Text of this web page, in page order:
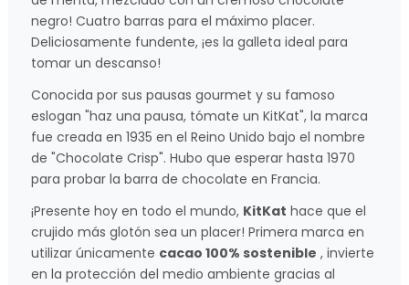
negro! Cuatro barras para el máximo placer.
Deliciosamente fundente, ¡es la galleta ideal para
tomar un descanso!
Conocida por sus pausas gourmet y su famoso
eslogan "haz una pausa, tómate un KitKat", la marca
fue creada en 1935 en el Reino Unido bajo el nombre
de "Chocolate Crisp". Hubo que esperar hasta 1970
para probar la barra de chocolate en Francia.
¡Presente hoy en todo el mundo, KitKat hace que el
crujido más glotón sea un placer! Primera marca en
utilizar únicamente cacao 100% sostenible , invierte
en la protección del medio ambiente gracias al